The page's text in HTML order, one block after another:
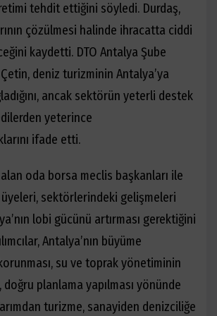
tehdit ettiğini söyledi. Durdaş,
çözülmesi halinde ihracatta ciddi
kaydetti. DTO Antalya Şube
deniz turizminin Antalya’ya
ancak sektörün yeterli destek
yeterince
ifade etti.
oda borsa meclis başkanları ile
sektörlerindeki gelişmeleri
lobi gücünü artırması gerektiğini
Antalya’nın büyüme
su ve toprak yönetiminin
planlama yapılması yönünde
turizme, sanayiden denizciliğe